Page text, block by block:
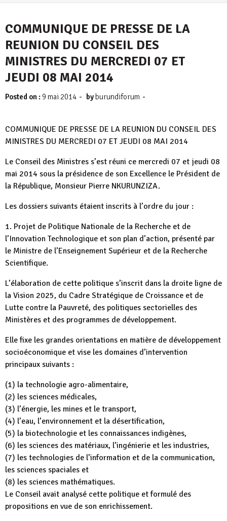
COMMUNIQUE DE PRESSE DE LA
REUNION DU CONSEIL DES
MINISTRES DU MERCREDI 07 ET
JEUDI 08 MAI 2014
Posted on :9 mai 2014 - by burundiforum -
COMMUNIQUE DE PRESSE DE LA REUNION DU CONSEIL DES
MINISTRES DU MERCREDI 07 ET JEUDI 08 MAI 2014
Le Conseil des Ministres s’est réuni ce mercredi 07 et jeudi 08
mai 2014 sous la présidence de son Excellence le Président de
la République, Monsieur Pierre NKURUNZIZA.
Les dossiers suivants étaient inscrits à l’ordre du jour :
1. Projet de Politique Nationale de la Recherche et de
l’Innovation Technologique et son plan d’action, présenté par
le Ministre de l’Enseignement Supérieur et de la Recherche
Scientifique.
L’élaboration de cette politique s’inscrit dans la droite ligne de
la Vision 2025, du Cadre Stratégique de Croissance et de
Lutte contre la Pauvreté, des politiques sectorielles des
Ministères et des programmes de développement.
Elle fixe les grandes orientations en matière de développement
socioéconomique et vise les domaines d’intervention
principaux suivants :
(1) la technologie agro-alimentaire,
(2) les sciences médicales,
(3) l’énergie, les mines et le transport,
(4) l’eau, l’environnement et la désertification,
(5) la biotechnologie et les connaissances indigènes,
(6) les sciences des matériaux, l’ingénierie et les industries,
(7) les technologies de l’information et de la communication,
les sciences spaciales et
(8) les sciences mathématiques.
Le Conseil avait analysé cette politique et formulé des
propositions en vue de son enrichissement.